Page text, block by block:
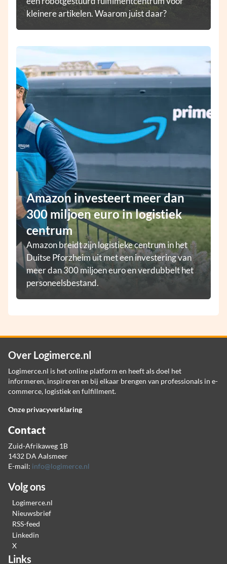
kleinere artikelen. Waarom juist daar?
Amazon investeert meer dan
300 miljoen euro in logistiek
centrum
Amazon breidt zijn logistieke centrum in het
Duitse Pforzheim uit met een investering van
meer dan 300 miljoen euro en verdubbelt het
personeelsbestand.
Over Logimerce.nl
Logimerce.nl is het online platform en heeft als doel het
informeren, inspireren en bij elkaar brengen van professionals in e-
commerce, logistiek en fulfillment.
Onze privacyverklaring
Contact
Zuid-Afrikaweg 1B
1432 DA Aalsmeer
E-mail: info@logimerce.nl
Volg ons
Logimerce.nl
Nieuwsbrief
RSS-feed
Linkedin
X
Links